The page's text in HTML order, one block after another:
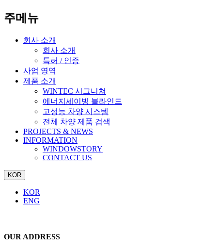
주메뉴
회사 소개
회사 소개
특허 / 인증
사업 영역
제품 소개
WINTEC 시그니쳐
에너지세이빙 블라인드
고성능 차양 시스템
전체 차양 제품 검색
PROJECTS & NEWS
INFORMATION
WINDOWSTORY
CONTACT US
KOR
KOR
ENG
OUR ADDRESS